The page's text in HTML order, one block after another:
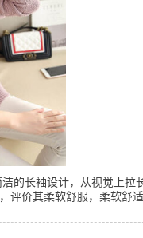
的长袖设计，从视觉上拉
，评价其柔软舒服，柔软舒